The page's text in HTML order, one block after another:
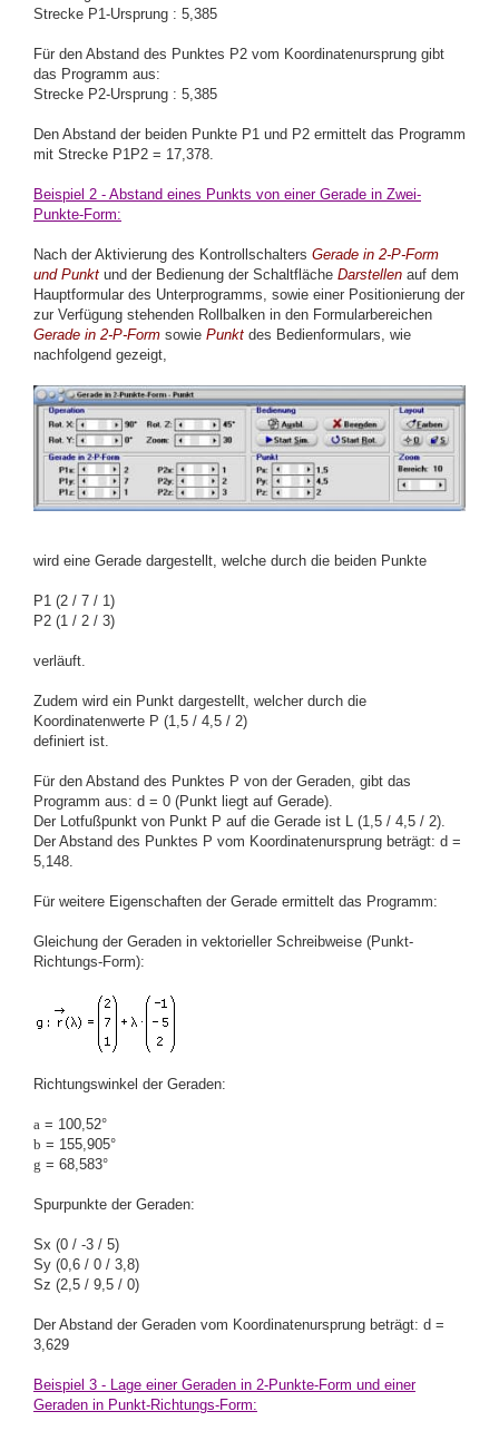
Strecke P1-Ursprung : 5,385
Für den Abstand des Punktes P2 vom Koordinatenursprung gibt
das Programm aus:
Strecke P2-Ursprung : 5,385
Den Abstand der beiden Punkte P1 und P2 ermittelt das Programm
mit Strecke P1P2 = 17,378.
Beispiel 2 - Abstand eines Punkts von einer Gerade in Zwei-
Punkte-Form:
Nach der Aktivierung des Kontrollschalters Gerade in 2-P-Form
und Punkt und der Bedienung der Schaltfläche Darstellen auf dem
Hauptformular des Unterprogramms, sowie einer Positionierung der
zur Verfügung stehenden Rollbalken in den Formularbereichen
Gerade in 2-P-Form sowie Punkt des Bedienformulars, wie
nachfolgend gezeigt,
wird eine Gerade dargestellt, welche durch die beiden Punkte
P1 (2 / 7 / 1)
P2 (1 / 2 / 3)
verläuft.
Zudem wird ein Punkt dargestellt, welcher durch die
Koordinatenwerte P (1,5 / 4,5 / 2)
definiert ist.
Für den Abstand des Punktes P von der Geraden, gibt das
Programm aus: d = 0 (Punkt liegt auf Gerade).
Der Lotfußpunkt von Punkt P auf die Gerade ist L (1,5 / 4,5 / 2).
Der Abstand des Punktes P vom Koordinatenursprung beträgt: d =
5,148.
Für weitere Eigenschaften der Gerade ermittelt das Programm:
Gleichung der Geraden in vektorieller Schreibweise (Punkt-
Richtungs-Form):
Richtungswinkel der Geraden:
a = 100,52°
b = 155,905°
g = 68,583°
Spurpunkte der Geraden:
Sx (0 / -3 / 5)
Sy (0,6 / 0 / 3,8)
Sz (2,5 / 9,5 / 0)
Der Abstand der Geraden vom Koordinatenursprung beträgt: d =
3,629
Beispiel 3 - Lage einer Geraden in 2-Punkte-Form und einer
Geraden in Punkt-Richtungs-Form: